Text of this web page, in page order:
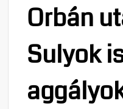
Orbán
Sulyok